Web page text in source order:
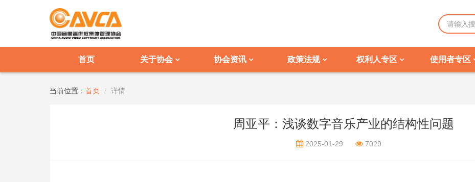
首页 关于协会 协会资讯 政策法规 权利人专区 使用者专区
当前位置： 首页 详情
周亚平：浅谈数字音乐产业的结构性问题
2025-01-29 7029